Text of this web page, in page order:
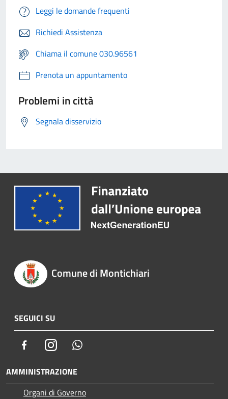
Leggi le domande frequenti
Richiedi Assistenza
Chiama il comune 030.96561
Prenota un appuntamento
Problemi in città
Segnala disservizio
Comune di Montichiari
SEGUICI SU
FacebookInstagram
AMMINISTRAZIONE
Organi di Governo